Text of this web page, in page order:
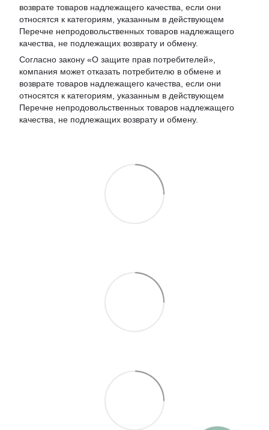
возврате товаров надлежащего качества, если они
относятся к категориям, указанным в действующем
Перечне непродовольственных товаров надлежащего
качества, не подлежащих возврату и обмену.
Согласно закону «О защите прав потребителей»,
компания может отказать потребителю в обмене и
возврате товаров надлежащего качества, если они
относятся к категориям, указанным в действующем
Перечне непродовольственных товаров надлежащего
качества, не подлежащих возврату и обмену.